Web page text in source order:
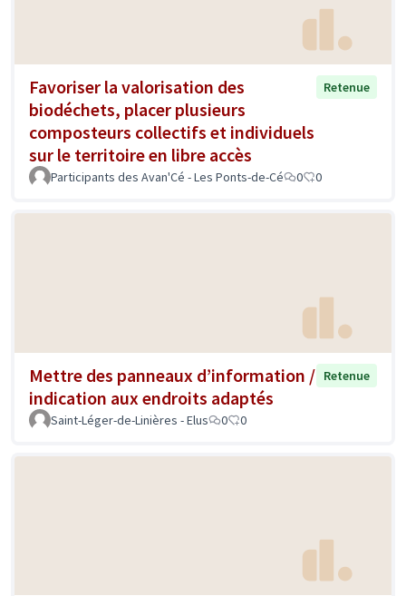
Favoriser la valorisation des
biodéchets, placer plusieurs
composteurs collectifs et individuels
sur le territoire en libre accès
Retenue
Participants des Avan'Cé - Les Ponts-de-Cé 0 0
Mettre des panneaux d’information /
indication aux endroits adaptés
Retenue
Saint-Léger-de-Linières - Elus 0 0